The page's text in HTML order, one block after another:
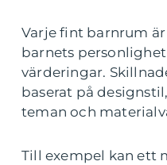
Varje fint barnrum
barnets
värderingar.
baserat på
teman och
Till exempel kan ett